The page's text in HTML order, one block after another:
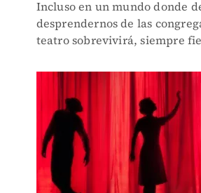
Incluso en un mundo donde
desprendernos de las
teatro sobrevivirá, siempre